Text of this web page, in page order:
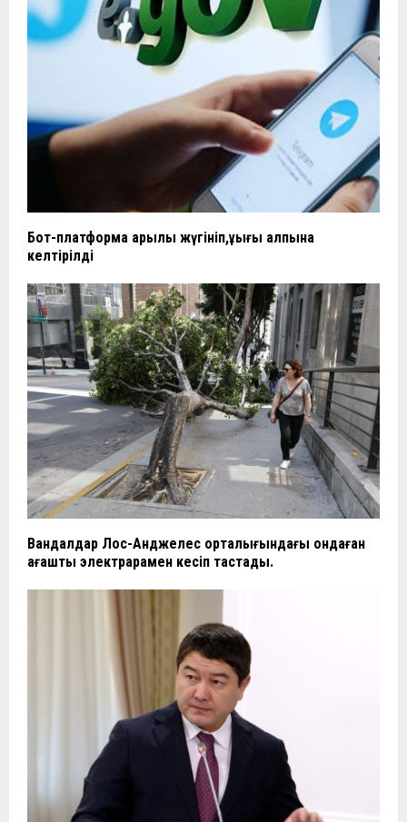
Бот-платформа арқылы жүгініп,құқығы қалпына
келтірілді
Вандалдар Лос-Анджелес орталығындағы ондаған
ағашты электрарамен кесіп тастады.